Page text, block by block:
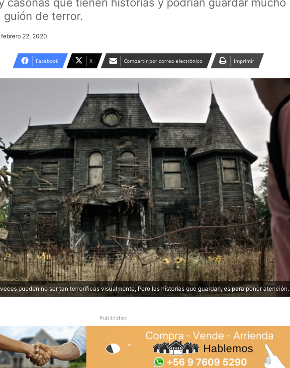
guión de terror.
febrero 22, 2020
Facebook X Compartir por correo electrónico Imprimir
pueden no ser tan terroríficas visualmente, Pero las historias que guardan, es para poner atención.
Publicidad